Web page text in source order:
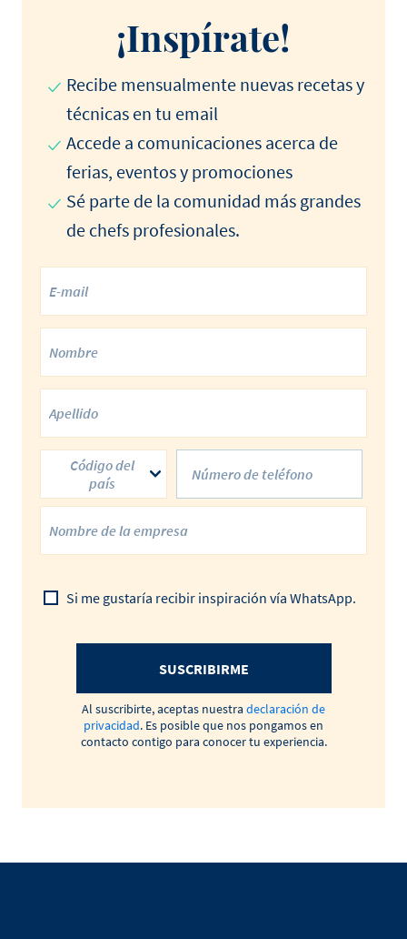
¡Inspírate!
Recibe mensualmente nuevas recetas y
técnicas en tu email
Accede a comunicaciones acerca de
ferias, eventos y promociones
Sé parte de la comunidad más grandes
de chefs profesionales.
Código del
país
Si me gustaría recibir inspiración vía WhatsApp.
SUSCRIBIRME
Al suscribirte, aceptas nuestra declaración de
privacidad. Es posible que nos pongamos en
contacto contigo para conocer tu experiencia.